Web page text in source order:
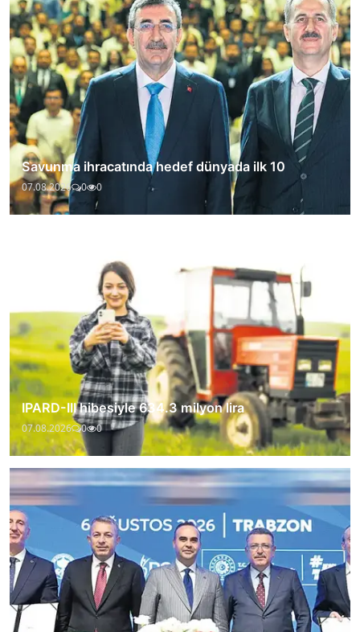
Savunma ihracatında hedef dünyada ilk 10
07.08.2026 0 0
IPARD-III hibesiyle 634.3 milyon lira
07.08.2026 0 0